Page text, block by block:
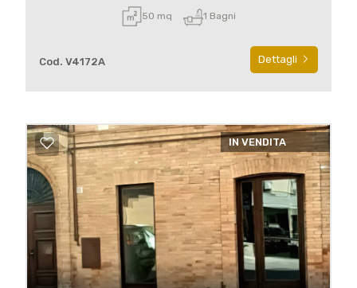
50 mq 1 Bagni
Cod. V4172A Dettagli
IN VENDITA